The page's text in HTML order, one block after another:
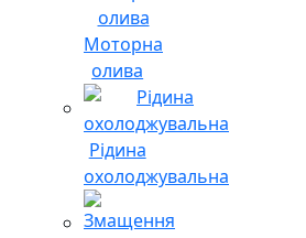
Моторна
олива
Рідина
охолоджувальна